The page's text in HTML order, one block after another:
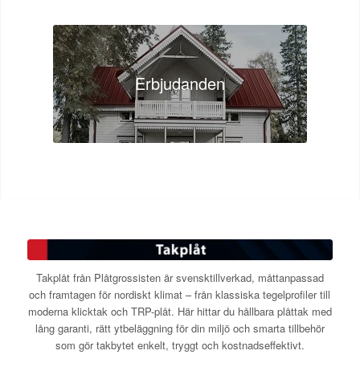
Erbjudanden
Takplåt från Plåtgrossisten är svensktillverkad, måttanpassad
och framtagen för nordiskt klimat – från klassiska tegelprofiler till
moderna klicktak och TRP-plåt. Här hittar du hållbara plåttak med
lång garanti, rätt ytbeläggning för din miljö och smarta tillbehör
som gör takbytet enkelt, tryggt och kostnadseffektivt.